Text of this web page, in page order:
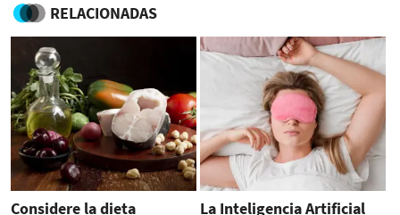
RELACIONADAS
Considere la dieta
La Inteligencia Artificial